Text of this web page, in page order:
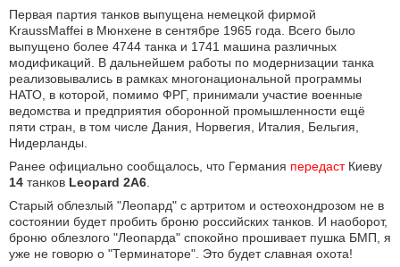
Первая партия танков выпущена немецкой фирмой
KraussMaffei в Мюнхене в сентябре 1965 года. Всего было
выпущено более 4744 танка и 1741 машина различных
модификаций. В дальнейшем работы по модернизации танка
реализовывались в рамках многонациональной программы
НАТО, в которой, помимо ФРГ, принимали участие военные
ведомства и предприятия оборонной промышленности ещё
пяти стран, в том числе Дания, Норвегия, Италия, Бельгия,
Нидерланды.
Ранее официально сообщалось, что Германия передастКиеву
14 танков Leopard 2A6.
Старый облезлый "Леопард" с артритом и остеохондрозом не в
состоянии будет пробить броню российских танков. И наоборот,
броню облезлого "Леопарда" спокойно прошивает пушка БМП, я
уже не говорю о "Терминаторе". Это будет славная охота!